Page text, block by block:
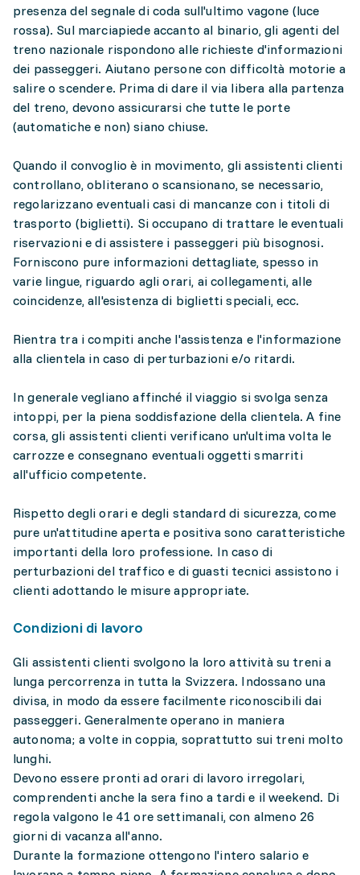
presenza del segnale di coda sull'ultimo vagone (luce
rossa). Sul marciapiede accanto al binario, gli agenti del
treno nazionale rispondono alle richieste d'informazioni
dei passeggeri. Aiutano persone con difficoltà motorie a
salire o scendere. Prima di dare il via libera alla partenza
del treno, devono assicurarsi che tutte le porte
(automatiche e non) siano chiuse.
Quando il convoglio è in movimento, gli assistenti clienti
controllano, obliterano o scansionano, se necessario,
regolarizzano eventuali casi di mancanze con i titoli di
trasporto (biglietti). Si occupano di trattare le eventuali
riservazioni e di assistere i passeggeri più bisognosi.
Forniscono pure informazioni dettagliate, spesso in
varie lingue, riguardo agli orari, ai collegamenti, alle
coincidenze, all'esistenza di biglietti speciali, ecc.
Rientra tra i compiti anche l'assistenza e l'informazione
alla clientela in caso di perturbazioni e/o ritardi.
In generale vegliano affinché il viaggio si svolga senza
intoppi, per la piena soddisfazione della clientela. A fine
corsa, gli assistenti clienti verificano un'ultima volta le
carrozze e consegnano eventuali oggetti smarriti
all'ufficio competente.
Rispetto degli orari e degli standard di sicurezza, come
pure un'attitudine aperta e positiva sono caratteristiche
importanti della loro professione. In caso di
perturbazioni del traffico e di guasti tecnici assistono i
clienti adottando le misure appropriate.
Condizioni di lavoro
Gli assistenti clienti svolgono la loro attività su treni a
lunga percorrenza in tutta la Svizzera. Indossano una
divisa, in modo da essere facilmente riconoscibili dai
passeggeri. Generalmente operano in maniera
autonoma; a volte in coppia, soprattutto sui treni molto
lunghi.
Devono essere pronti ad orari di lavoro irregolari,
comprendenti anche la sera fino a tardi e il weekend. Di
regola valgono le 41 ore settimanali, con almeno 26
giorni di vacanza all'anno.
Durante la formazione ottengono l'intero salario e